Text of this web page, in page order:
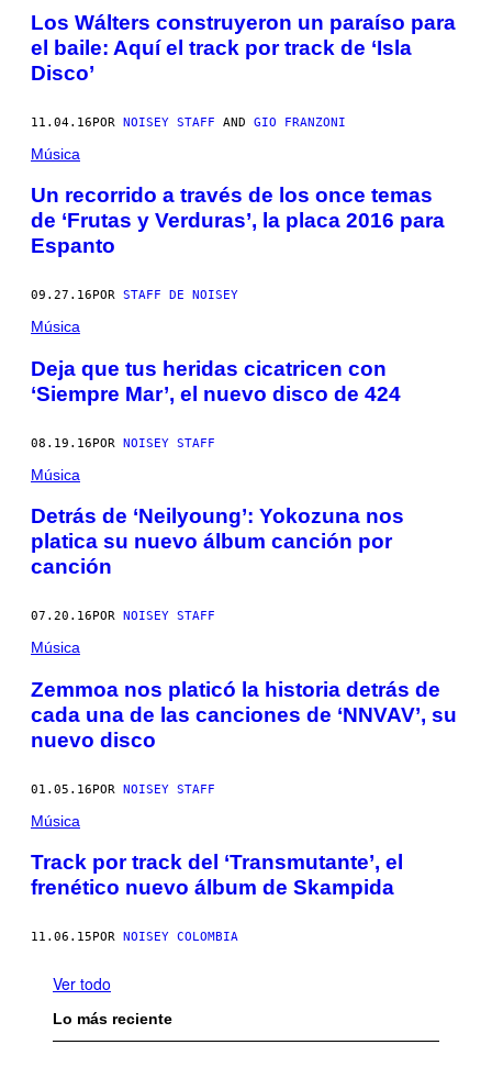
Los Wálters construyeron un paraíso para
el baile: Aquí el track por track de ‘Isla
Disco’
11.04.16POR NOISEY STAFF AND GIO FRANZONI
Música
Un recorrido a través de los once temas
de ‘Frutas y Verduras’, la placa 2016 para
Espanto
09.27.16 POR STAFF DE NOISEY
Música
Deja que tus heridas cicatricen con
‘Siempre Mar’, el nuevo disco de 424
08.19.16POR NOISEY STAFF
Música
Detrás de ‘Neilyoung’: Yokozuna nos
platica su nuevo álbum canción por
canción
07.20.16 POR NOISEY STAFF
Música
Zemmoa nos platicó la historia detrás de
cada una de las canciones de ‘NNVAV’, su
nuevo disco
01.05.16POR NOISEY STAFF
Música
Track por track del ‘Transmutante’, el
frenético nuevo álbum de Skampida
11.06.15 POR NOISEY COLOMBIA
Ver todo
Lo más reciente